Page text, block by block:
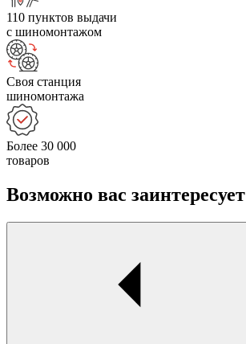
110 пунктов выдачи
с шиномонтажом
Своя станция
шиномонтажа
Более 30 000
товаров
Возможно вас заинтересует